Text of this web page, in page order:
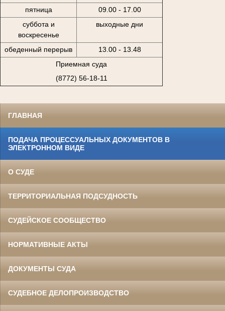
пятница
09.00 - 17.00
суббота и
воскресенье
выходные дни
обеденный перерыв
13.00 - 13.48
Приемная суда
(8772) 56-18-11
ГЛАВНАЯ
ПОДАЧА ПРОЦЕССУАЛЬНЫХ ДОКУМЕНТОВ В
ЭЛЕКТРОННОМ ВИДЕ
О СУДЕ
ТЕРРИТОРИАЛЬНАЯ ПОДСУДНОСТЬ
СУДЕЙСКОЕ СООБЩЕСТВО
НОРМАТИВНЫЕ АКТЫ
ДОКУМЕНТЫ СУДА
СУДЕБНОЕ ДЕЛОПРОИЗВОДСТВО